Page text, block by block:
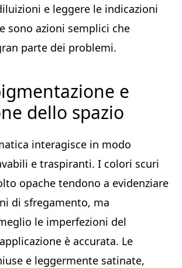
e leggere le indicazioni
sono azioni semplici che
parte dei problemi.
e
dello spazio
interagisce in modo
e traspiranti. I colori scuri
opache tendono a evidenziare
di sfregamento, ma
le imperfezioni del
è accurata. Le
e leggermente satinate,